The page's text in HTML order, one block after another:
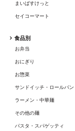
まいばすけっと
セイコーマート
食品別
お弁当
おにぎり
お惣菜
サンドイッチ・ロールパン
ラーメン・中華麺
その他の麺
パスタ・スパゲッティ